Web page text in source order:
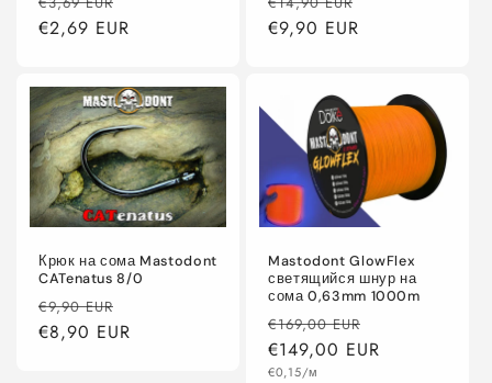
цена
со
€2,69 EUR
цена
€9,90 EUR
Крюк на сома Mastodont
CATenatus 8/0
Обычная
цена
€9,90 EUR
со
€8,90 EUR
Mastodont GlowFlex
светящийся шнур на
сома 0,63mm 1000m
Обычная
цена
€169,00 EUR
со
€149,00 EUR
Цена
€0,15/м